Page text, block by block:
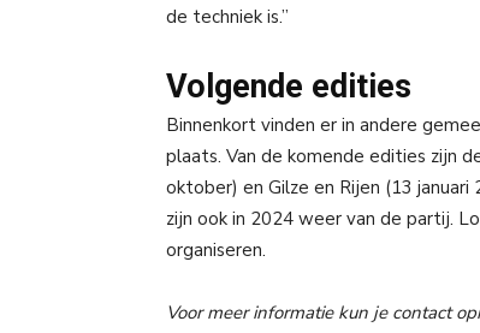
de techniek is.”
Volgende edities
Binnenkort vinden er in andere
plaats. Van de komende edities zijn
oktober) en Gilze en Rijen (13
zijn ook in 2024 weer van de partij.
organiseren.
Voor meer informatie kun je contact